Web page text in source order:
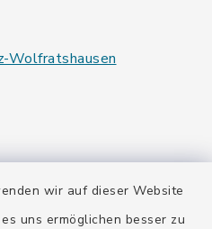
wir auf dieser Website
uns ermöglichen besser zu
Wolfratshausen